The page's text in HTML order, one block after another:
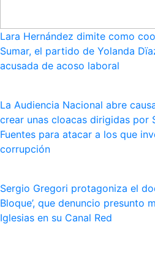
Lara Hernández dimite como
Sumar, el partido de Yolanda
acusada de acoso laboral
La Audiencia Nacional abre
crear unas cloacas dirigidas por
Fuentes para atacar a los que
corrupción
Sergio Gregori protagoniza el
Bloque’, que denuncio presunto
Iglesias en su Canal Red